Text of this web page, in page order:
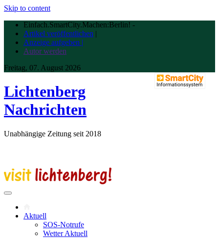
Skip to content
Einfach.SmartCity.Machen:Berlin! -
Artikel veröffentlichen |
Anzeige aufgeben |
Autor werden
Freitag, 07. August 2026
Lichtenberg
Nachrichten
Unabhängige Zeitung seit 2018
Aktuell
SOS-Notrufe
Wetter Aktuell